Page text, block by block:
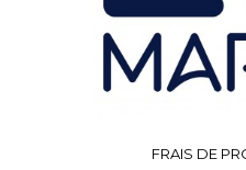
FRAIS DE